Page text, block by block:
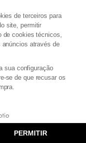
de terceiros para
site, permitir
de cookies técnicos,
anúncios através de
sua configuração
se de que recusar os
PERMITIR
e Aviso Legal
de cookies
venda pro